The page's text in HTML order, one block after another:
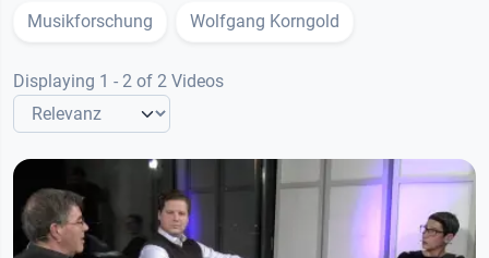
Musikforschung Wolfgang Korngold
Displaying 1 - 2 of 2 Videos